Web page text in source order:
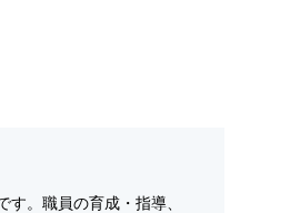
。職員の育成・指導、